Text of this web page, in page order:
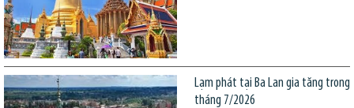
Lạm phát tại Ba Lan gia tăng trong
tháng 7/2026